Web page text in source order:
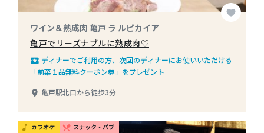
favorite
ワイン＆熟成肉 亀戸 ラ ルピカイア
亀戸でリーズナブルに熟成肉♡
local_play ディナーでご利用の方、次回のディナーにお使いいただける
「前菜１品無料クーポン券」をプレゼント
place 亀戸駅北口から徒歩3分
music_note カラオケ restaurant_menu スナック・パブ